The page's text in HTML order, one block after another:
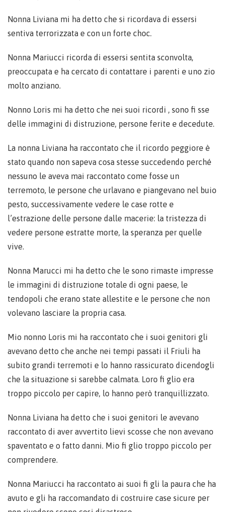
Nonna Liviana mi ha detto che si ricordava di essersi
sentiva terrorizzata e con un forte choc.
Nonna Mariucci ricorda di essersi sentita sconvolta,
preoccupata e ha cercato di contattare i parenti e uno zio
molto anziano.
Nonno Loris mi ha detto che nei suoi ricordi , sono fi sse
delle immagini di distruzione, persone ferite e decedute.
La nonna Liviana ha raccontato che il ricordo peggiore è
stato quando non sapeva cosa stesse succedendo perché
nessuno le aveva mai raccontato come fosse un
terremoto, le persone che urlavano e piangevano nel buio
pesto, successivamente vedere le case rotte e
l’estrazione delle persone dalle macerie: la tristezza di
vedere persone estratte morte, la speranza per quelle
vive.
Nonna Marucci mi ha detto che le sono rimaste impresse
le immagini di distruzione totale di ogni paese, le
tendopoli che erano state allestite e le persone che non
volevano lasciare la propria casa.
Mio nonno Loris mi ha raccontato che i suoi genitori gli
avevano detto che anche nei tempi passati il Friuli ha
subito grandi terremoti e lo hanno rassicurato dicendogli
che la situazione si sarebbe calmata. Loro fi glio era
troppo piccolo per capire, lo hanno però tranquillizzato.
Nonna Liviana ha detto che i suoi genitori le avevano
raccontato di aver avvertito lievi scosse che non avevano
spaventato e o fatto danni. Mio fi glio troppo piccolo per
comprendere.
Nonna Mariucci ha raccontato ai suoi fi gli la paura che ha
avuto e gli ha raccomandato di costruire case sicure per